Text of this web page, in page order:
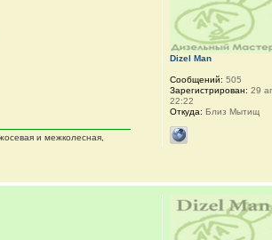
и межколесная,
Dizel Man
Сообщений: 505
Зарегистрирован: 29
22:22
Откуда: Близ Мытищ